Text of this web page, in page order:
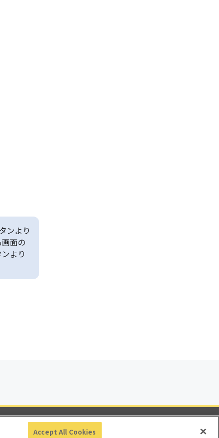
ンより
面の
より
リティ
Accept All Cookies